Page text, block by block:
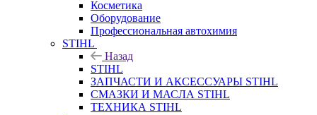
Косметика
Оборудование
Профессиональная автохимия
STIHL
Назад
STIHL
ЗАПЧАСТИ И АКСЕССУАРЫ STIHL
СМАЗКИ И МАСЛА STIHL
ТЕХНИКА STIHL